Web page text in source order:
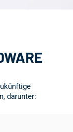
darunter: